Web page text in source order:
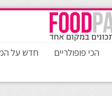
הכי פופולריים חדש על